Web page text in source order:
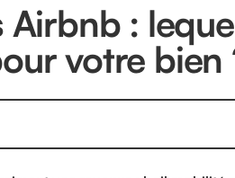
Airbnb :
votre bien